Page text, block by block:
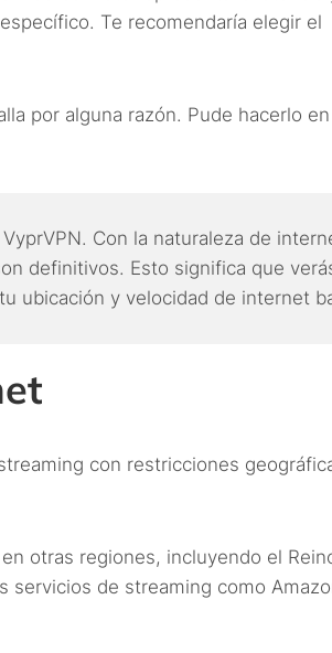
Te recomendaría elegir el
por alguna razón. Pude hacerlo en
Con la naturaleza de
definitivos. Esto significa que
ubicación y velocidad de internet
con restricciones
otras regiones, incluyendo el
servicios de streaming como